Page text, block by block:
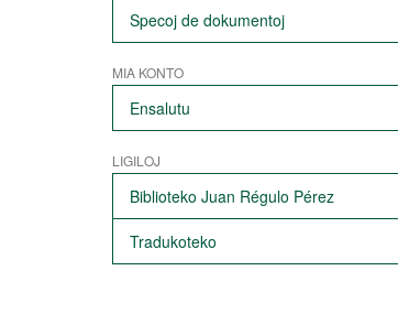
Specoj de dokumentoj
MIA KONTO
Ensalutu
LIGILOJ
Biblioteko Juan Régulo Pérez
Tradukoteko